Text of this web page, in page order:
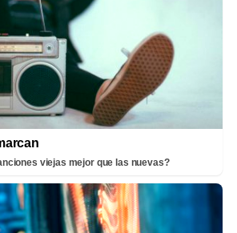
viejas mejor que las nuevas?